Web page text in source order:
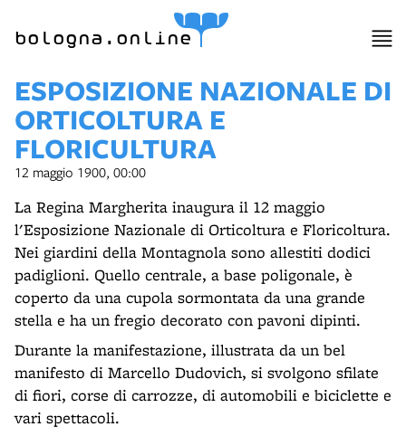
bologna.online
ESPOSIZIONE NAZIONALE DI
ORTICOLTURA E
FLORICULTURA
12 maggio 1900, 00:00
La Regina Margherita inaugura il 12 maggio
l'Esposizione Nazionale di Orticoltura e Floricoltura.
Nei giardini della Montagnola sono allestiti dodici
padiglioni. Quello centrale, a base poligonale, è
coperto da una cupola sormontata da una grande
stella e ha un fregio decorato con pavoni dipinti.
Durante la manifestazione, illustrata da un bel
manifesto di Marcello Dudovich, si svolgono sfilate
di fiori, corse di carrozze, di automobili e biciclette e
vari spettacoli.